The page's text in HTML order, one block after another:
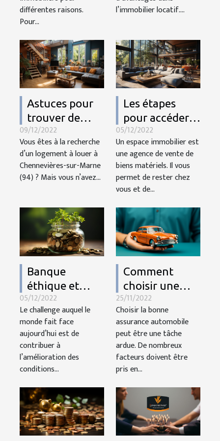
différentes raisons.
Pour...
l’immobilier locatif....
Astuces pour
trouver de
logement qui
vous
correspond à
Chennevières-
09/12/2022
Vous êtes à la recherche
d’un logement à louer à
Chennevières-sur-Marne
(94) ? Mais vous n’avez...
Les étapes
pour accéder à
votre espace
immobilier
05/12/2022
Un espace immobilier est
une agence de vente de
biens matériels. Il vous
permet de rester chez
vous et de...
Banque
éthique et
verte :
pourquoi est-
ce un choix
important ?
05/12/2022
Le challenge auquel le
monde fait face
aujourd’hui est de
contribuer à
l’amélioration des
conditions...
Comment
choisir une
bonne
assurance
automobile ?
25/11/2022
Choisir la bonne
assurance automobile
peut être une tâche
ardue. De nombreux
facteurs doivent être
pris en...